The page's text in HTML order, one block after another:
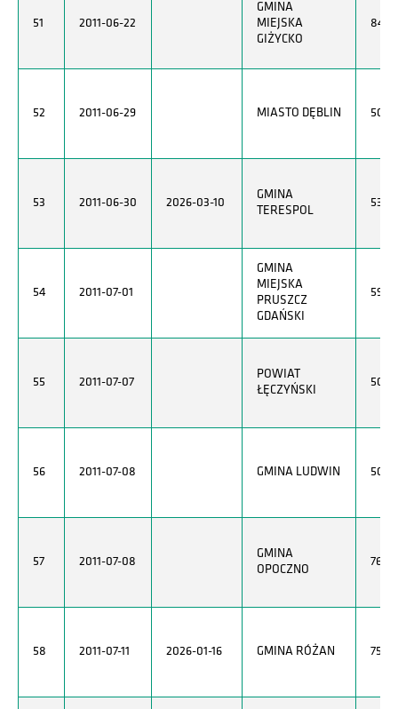
51 2011-06-22
GMINA
MIEJSKA
GIŻYCKO
52 2011-06-29 MIASTO DĘBLIN
53 2011-06-30 2026-03-10
GMINA
TERESPOL
54 2011-07-01
GMINA
MIEJSKA
PRUSZCZ
GDAŃSKI
55 2011-07-07
POWIAT
ŁĘCZYŃSKI
56 2011-07-08 GMINA LUDWIN
57 2011-07-08
GMINA
OPOCZNO
58 2011-07-11 2026-01-16 GMINA RÓŻAN